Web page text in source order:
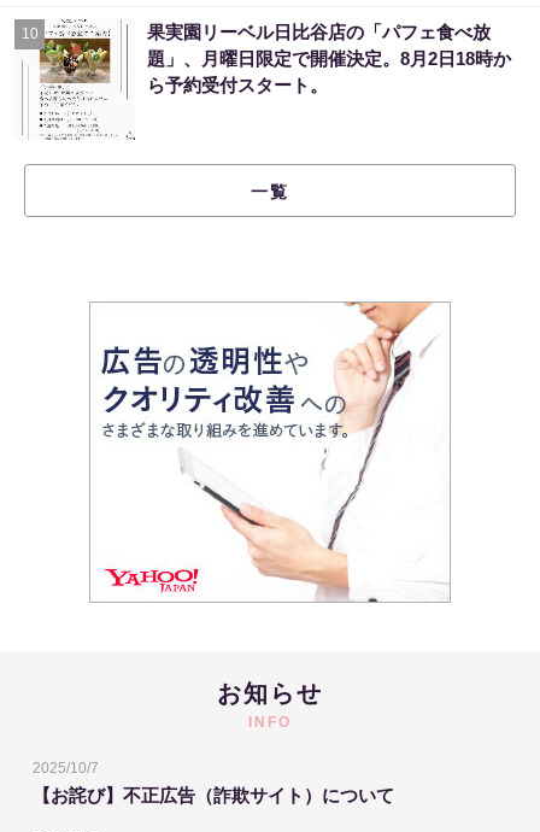
10
果実園リーベル日比谷店の「パフェ食べ放
題」、月曜日限定で開催決定。8月2日18時か
ら予約受付スタート。
一覧
お知らせ
INFO
2025/10/7
【お詫び】不正広告（詐欺サイト）について